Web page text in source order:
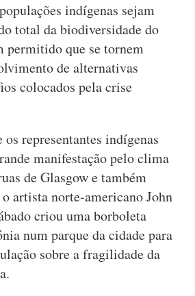
indígenas sejam
total da biodiversidade do
permitido que se tornem
de alternativas
colocados pela crise
representantes indígenas
manifestação pelo clima
de Glasgow e também
artista norte-americano John
criou uma borboleta
num parque da cidade para
sobre a fragilidade da